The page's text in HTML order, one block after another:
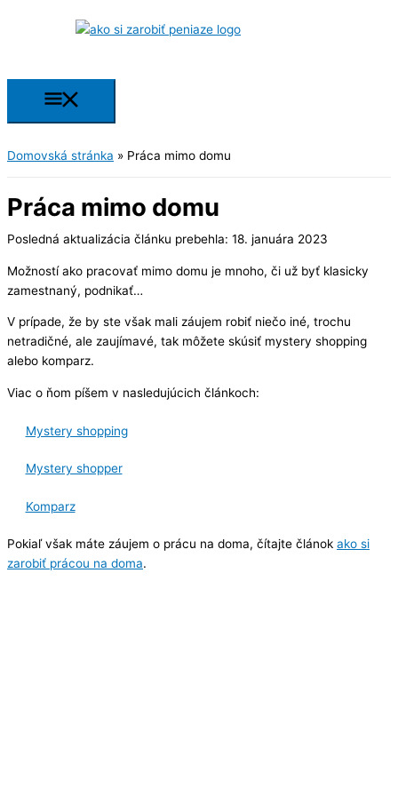
Hlavné
Domovská stránka » Práca mimo domu
Práca mimo domu
Posledná aktualizácia článku prebehla: 18. januára 2023
Možností ako pracovať mimo domu je mnoho, či už byť klasicky
zamestnaný, podnikať…
V prípade, že by ste však mali záujem robiť niečo iné, trochu
netradičné, ale zaujímavé, tak môžete skúsiť mystery shopping
alebo komparz.
Viac o ňom píšem v nasledujúcich článkoch:
Mystery shopping
Mystery shopper
Komparz
Pokiaľ však máte záujem o prácu na doma, čítajte článok ako si
zarobiť prácou na doma.